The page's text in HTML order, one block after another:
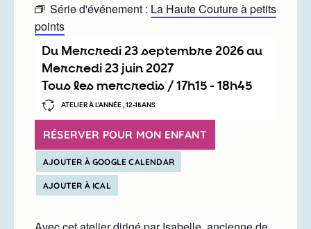
Série d'événement : La Haute Couture à petits
points
Du mercredi 23 septembre 2026au
mercredi 23 juin 2027
Tous les mercredis / 17h15 - 18h45
ATELIER À L’ANNÉE , 12-15ANS
RÉSERVER POUR MON ENFANT
AJOUTER À GOOGLE CALENDAR
AJOUTER À ICAL